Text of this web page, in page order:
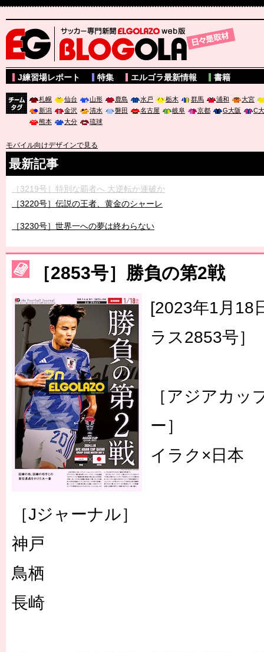
サッカー専門新聞ELGOLAZO web版 BLOGOLA
J練習場レポート 特集 エルゴラ最新情報 書籍
札幌 仙台 山形 鹿島 水戸 栃木 群馬 浦和
大宮
新潟
金沢 清水 磐田 名古屋 岐阜 京都 G大阪
C
熊本
大分 琉球
モバイル向けデザインで見る
最新記事
［3219号］特別な覇者へ 大逆転か連破か
［3220号］伝説の王者、黄金のシャーレ
［3230号］世界一への夢は終わらない
［3223号］一丸。日本出陣
［3222号］史上最大のW杯開幕 注目は「個」
長谷川 アーリアジャスールさんがシンポジウム「気候変動から命
［2853号］勝負の第2戦
[2023年1月
ラス2853号］
［アジアカッ
ー］
イラク×日本
［Jジャーナル］
神戸
鳥栖
長崎